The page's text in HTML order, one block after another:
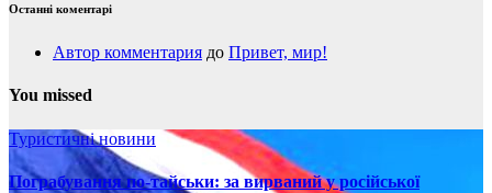
Останні коментарі
Автор комментария до Привет, мир!
You missed
Туристичні новини
Пограбування по-тайськи: за вирваний у російської